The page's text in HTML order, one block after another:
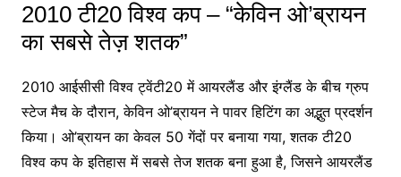
2010 टी20 विश्व कप – “केविन ओ’ब्रायन
का सबसे तेज़ शतक”
2010 आईसीसी विश्व ट्वेंटी20 में आयरलैंड और इंग्लैंड के बीच ग्रुप
स्टेज मैच के दौरान, केविन ओ’ब्रायन ने पावर हिटिंग का अद्भुत प्रदर्शन
किया। ओ’ब्रायन का केवल 50 गेंदों पर बनाया गया, शतक टी20
विश्व कप के इतिहास में सबसे तेज शतक बना हुआ है, जिसने आयरलैंड